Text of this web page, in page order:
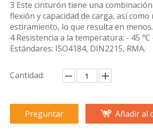
3 Este cinturón tiene una
flexión y capacidad de carga, así como
estiramiento, lo que resulta en menos.
4 Resistencia a la temperatura: - 45 ℃
Estándares: ISO4184, DIN2215, RMA.
Cantidad:
Preguntar Añadir al